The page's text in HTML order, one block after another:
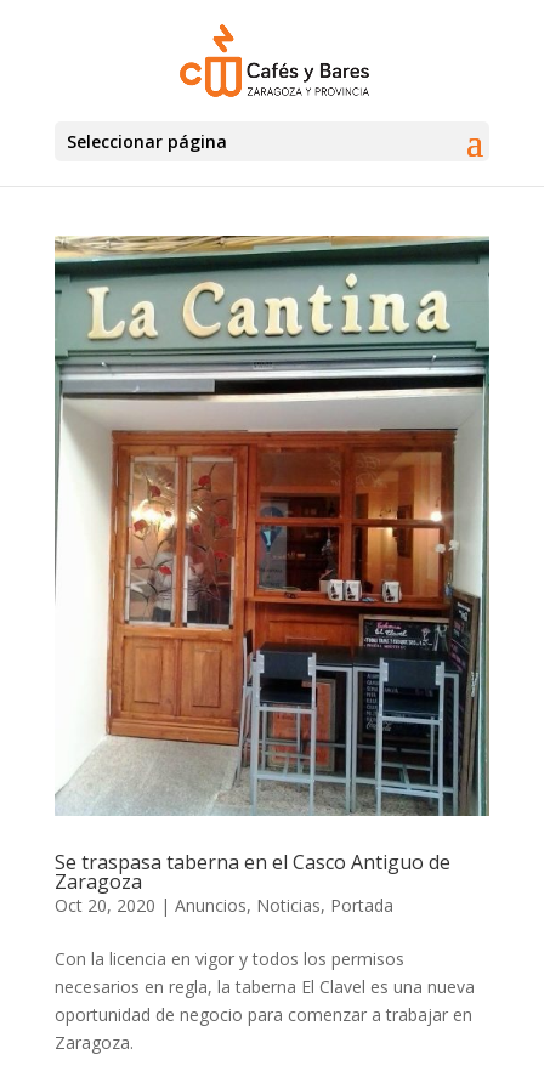
Seleccionar página
Se traspasa taberna en el Casco Antiguo de
Zaragoza
Oct 20, 2020 | Anuncios, Noticias, Portada
Con la licencia en vigor y todos los permisos
necesarios en regla, la taberna El Clavel es una nueva
oportunidad de negocio para comenzar a trabajar en
Zaragoza.